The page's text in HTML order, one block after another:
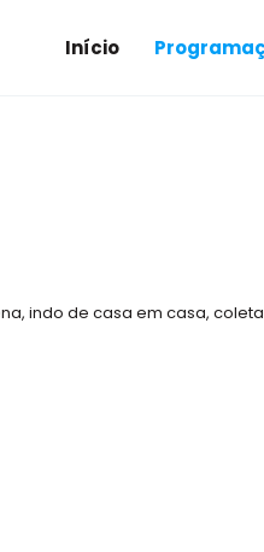
Início
indo de casa em casa,